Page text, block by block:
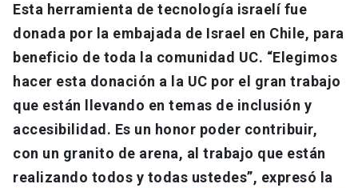
Esta herramienta de tecnología israelí fue
donada por la embajada de Israel en Chile, para
beneficio de toda la comunidad UC. “Elegimos
hacer esta donación a la UC por el gran trabajo
que están llevando en temas de inclusión y
accesibilidad. Es un honor poder contribuir,
con un granito de arena, al trabajo que están
realizando todos y todas ustedes”, expresó la